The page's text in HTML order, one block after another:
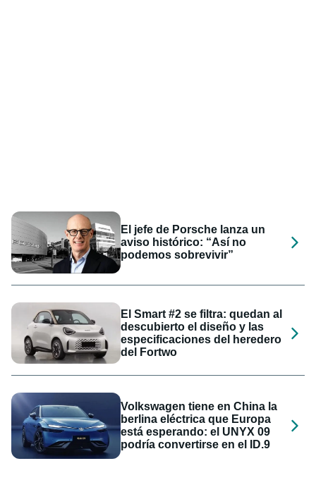
El jefe de Porsche lanza un
aviso histórico: “Así no
podemos sobrevivir”
El Smart #2 se filtra: quedan al
descubierto el diseño y las
especificaciones del heredero
del Fortwo
Volkswagen tiene en China la
berlina eléctrica que Europa
está esperando: el UNYX 09
podría convertirse en el ID.9